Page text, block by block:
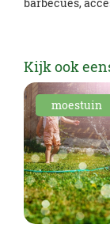
Kijk ook
moestuin